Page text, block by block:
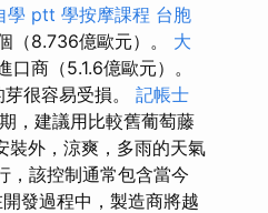
學 ptt 學按摩課程 台胞
（8.736億歐元）。 大
商（5.1.6億歐元）。
很容易受損。 記帳士
，建議用比較舊葡萄藤
裝外，涼爽，多雨的天氣
，該控制通常包含當今
發過程中，製造商將越